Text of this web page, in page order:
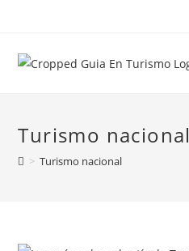
Turismo nacional
> Turismo nacional